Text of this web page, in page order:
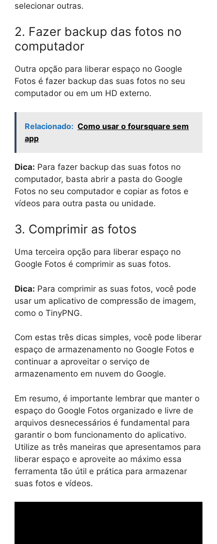
selecionar outras.
2. Fazer backup das fotos no
computador
Outra opção para liberar espaço no Google
Fotos é fazer backup das suas fotos no seu
computador ou em um HD externo.
Relacionado: Como usar o foursquare sem
app
Dica: Para fazer backup das suas fotos no
computador, basta abrir a pasta do Google
Fotos no seu computador e copiar as fotos e
vídeos para outra pasta ou unidade.
3. Comprimir as fotos
Uma terceira opção para liberar espaço no
Google Fotos é comprimir as suas fotos.
Dica: Para comprimir as suas fotos, você pode
usar um aplicativo de compressão de imagem,
como o TinyPNG.
Com estas três dicas simples, você pode liberar
espaço de armazenamento no Google Fotos e
continuar a aproveitar o serviço de
armazenamento em nuvem do Google.
Em resumo, é importante lembrar que manter o
espaço do Google Fotos organizado e livre de
arquivos desnecessários é fundamental para
garantir o bom funcionamento do aplicativo.
Utilize as três maneiras que apresentamos para
liberar espaço e aproveite ao máximo essa
ferramenta tão útil e prática para armazenar
suas fotos e vídeos.